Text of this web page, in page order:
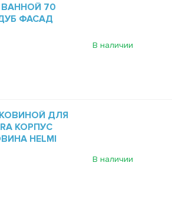
70
ДУБ ФАСАД
В наличии
ДЛЯ
КОРПУС
HELMI
В наличии